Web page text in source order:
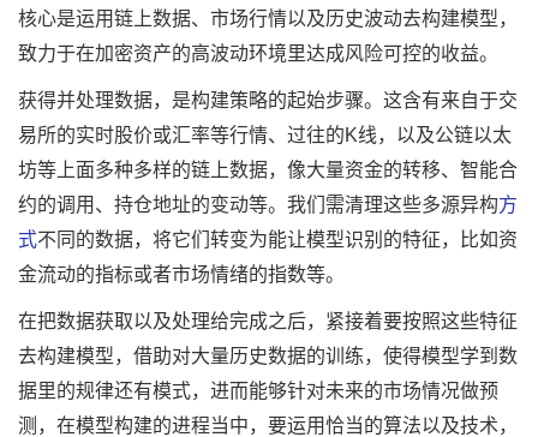
核心是运用链上数据、市场行情以及历史波动去构建模型，
致力于在加密资产的高波动环境里达成风险可控的收益。
获得并处理数据，是构建策略的起始步骤。这含有来自于交
易所的实时股价或汇率等行情、过往的K线，以及公链以太
坊等上面多种多样的链上数据，像大量资金的转移、智能合
约的调用、持仓地址的变动等。我们需清理这些多源异构方
式不同的数据，将它们转变为能让模型识别的特征，比如资
金流动的指标或者市场情绪的指数等。
在把数据获取以及处理给完成之后，紧接着要按照这些特征
去构建模型，借助对大量历史数据的训练，使得模型学到数
据里的规律还有模式，进而能够针对未来的市场情况做预
测，在模型构建的进程当中，要运用恰当的算法以及技术，